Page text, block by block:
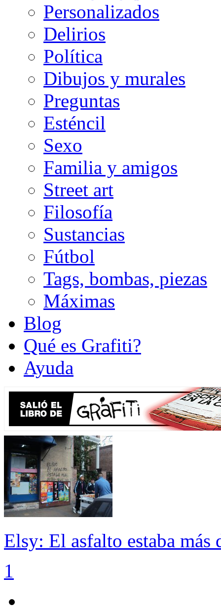
Personalizados
Delirios
Política
Dibujos y murales
Preguntas
Esténcil
Sexo
Familia y amigos
Street art
Filosofía
Sustancias
Fútbol
Tags, bombas, piezas
Máximas
Blog
Qué es Grafiti?
Ayuda
Elsy: El asfalto estaba más
1